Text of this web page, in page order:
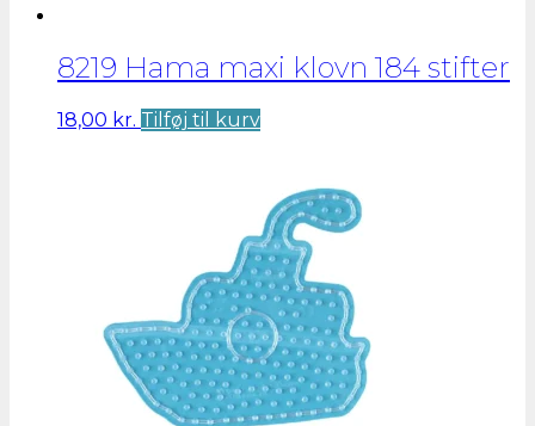
8219 Hama maxi klovn 184 stifter
18,00 kr. Tilføj til kurv